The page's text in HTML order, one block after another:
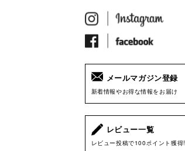
メールマガジン登録
新着情報やお得な情報をお届け
レビュー一覧
レビュー投稿で100ポイント獲得!